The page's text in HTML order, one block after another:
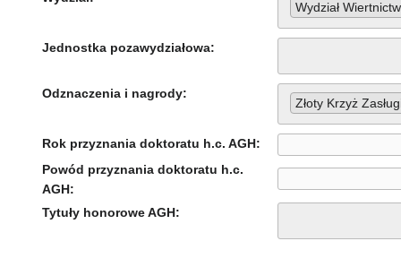
Wydział
Jednostka pozawydziałowa:
Odznaczenia i nagrody:
Złoty Krzyż
Rok przyznania doktoratu h.c. AGH:
Powód przyznania doktoratu h.c.
AGH:
Tytuły honorowe AGH: